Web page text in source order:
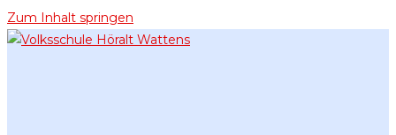
Zum Inhalt springen